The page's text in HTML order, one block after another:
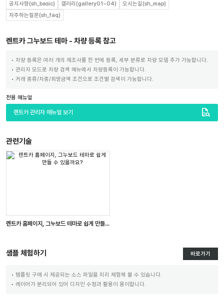
공지사항(sh_basic) 갤러리(gallery01~04)
오시는길(sh_map)
자주하는질문(sh_faq)
렌트카 그누보드 테마 - 차량 등록 참고
차량 등록은 여러 개의 제조사를 한 번에 등록, 세부 분류로 차량 모델 추가 가능합니다.
관리자 모드로 차량 검색 메뉴에서 차량등록이 가능합니다.
거래 종류/차종/희망금액 조건으로 조건별 검색이 가능합니다.
전용 매뉴얼
렌트카 관리자 매뉴얼 보기 quick_reference_all
관련기술
렌트카 홈페이지, 그누보드 테마로 쉽게 만들 수 있을까요?
샘플 체험하기 바로가기
템플릿 구매 시 제공되는 소스 파일을 미리 체험해 볼 수 있습니다.
레이어가 분리되어 있어 디자인 수정과 활용이 용이합니다.